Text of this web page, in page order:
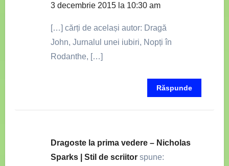
3 decembrie 2015 la 10:30 am
[…] cărți de același autor: Dragă
John, Jurnalul unei iubiri, Nopți în
Rodanthe, […]
Răspunde
Dragoste la prima vedere – Nicholas
Sparks | Stil de scriitor spune: